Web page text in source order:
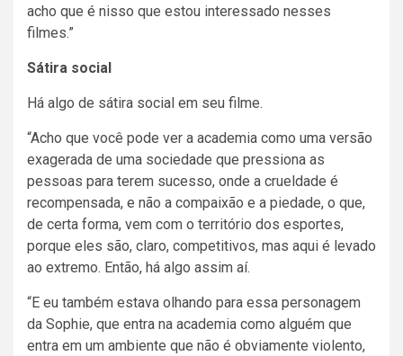
acho que é nisso que estou interessado nesses
filmes.”
Sátira social
Há algo de sátira social em seu filme.
“Acho que você pode ver a academia como uma versão
exagerada de uma sociedade que pressiona as
pessoas para terem sucesso, onde a crueldade é
recompensada, e não a compaixão e a piedade, o que,
de certa forma, vem com o território dos esportes,
porque eles são, claro, competitivos, mas aqui é levado
ao extremo. Então, há algo assim aí.
“E eu também estava olhando para essa personagem
da Sophie, que entra na academia como alguém que
entra em um ambiente que não é obviamente violento,